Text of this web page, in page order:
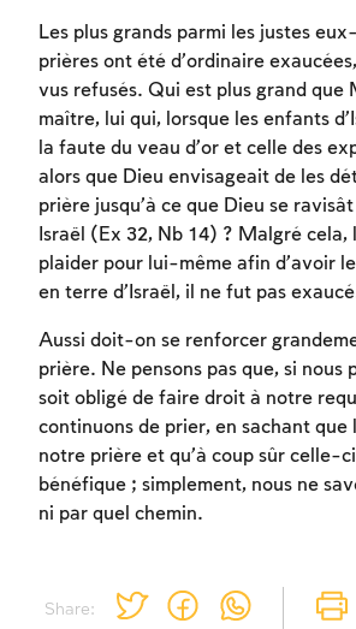
Share:
Les plus grands parmi les justes
prières ont été d’ordinaire
vus refusés. Qui est plus grand que
maître, lui qui, lorsque les enfants
la faute du veau d’or et celle des
alors que Dieu envisageait de les
prière jusqu’à ce que Dieu se
Israël (Ex 32, Nb 14) ? Malgré cela,
plaider pour lui-même afin d’avoir
en terre d’Israël, il ne fut pas
Aussi doit-on se renforcer
prière. Ne pensons pas que, si nous
soit obligé de faire droit à notre
continuons de prier, en sachant que
notre prière et qu’à coup sûr celle-
bénéfique ; simplement, nous ne
ni par quel chemin.
inscrire.
Inscription Connexion